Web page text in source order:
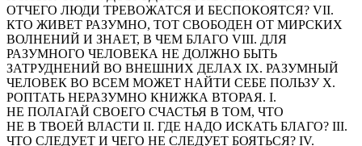
ОТЧЕГО ЛЮДИ ТРЕВОЖАТСЯ И БЕСПОКОЯТСЯ? VII.
КТО ЖИВЕТ РАЗУМНО, ТОТ СВОБОДЕН ОТ МИРСКИХ
ВОЛНЕНИЙ И ЗНАЕТ, В ЧЕМ БЛАГО VIII. ДЛЯ
РАЗУМНОГО ЧЕЛОВЕКА НЕ ДОЛЖНО БЫТЬ
ЗАТРУДНЕНИЙ ВО ВНЕШНИХ ДЕЛАХ IX. РАЗУМНЫЙ
ЧЕЛОВЕК ВО ВСЕМ МОЖЕТ НАЙТИ СЕБЕ ПОЛЬЗУ X.
РОПТАТЬ НЕРАЗУМНО КНИЖКА ВТОРАЯ. I.
НЕ ПОЛАГАЙ СВОЕГО СЧАСТЬЯ В ТОМ, ЧТО
НЕ В ТВОЕЙ ВЛАСТИ II. ГДЕ НАДО ИСКАТЬ БЛАГО? III.
ЧТО СЛЕДУЕТ И ЧЕГО НЕ СЛЕДУЕТ БОЯТЬСЯ? IV.